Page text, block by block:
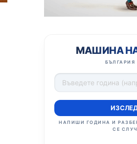
МАШИНА
БЪЛГАРИЯ
НАПИШИ ГОДИНА И
СЕ